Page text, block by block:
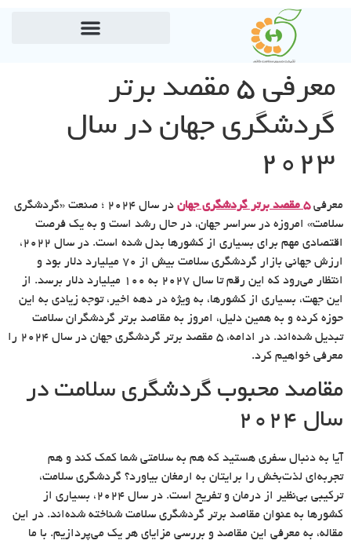
معرفی ۵ مقصد برتر
گردشگری جهان در سال
۲۰۲۳
معرفی۵ مقصد برتر گردشگری جهان
در سال 2024 ؛ صنعت «گردشگری
سلامت» امروزه در سراسر جهان، در حال رشد است و به یک فرصت
اقتصادی مهم برای بسیاری از کشورها بدل شده است. در سال ۲۰۲۲،
ارزش جهانی بازار گردشگری سلامت بیش از ۷۰ میلیارد دلار بود و
انتظار می‌رود که این رقم تا سال ۲۰۲۷ به ۱۰۰ میلیارد دلار برسد. از
این جهت، بسیاری از کشورها، به ویژه در دهه اخیر، توجه زیادی به این
حوزه کرده و به همین دلیل، امروز به مقاصد برتر گردشگران سلامت
تبدیل شده‌اند. در ادامه، ۵ مقصد برتر گردشگری جهان در سال 2024 را
معرفی خواهیم کرد.
مقاصد محبوب گردشگری سلامت در
سال 2024
آیا به دنبال سفری هستید که هم به سلامتی شما کمک کند و هم
تجربه‌ای لذت‌بخش را برایتان به ارمغان بیاورد؟ گردشگری سلامت،
ترکیبی بی‌نظیر از درمان و تفریح است. در سال 2024، بسیاری از
کشورها به عنوان مقاصد برتر گردشگری سلامت شناخته شده‌اند. در این
مقاله، به معرفی این مقاصد و بررسی مزایای هر یک می‌پردازیم. با ما